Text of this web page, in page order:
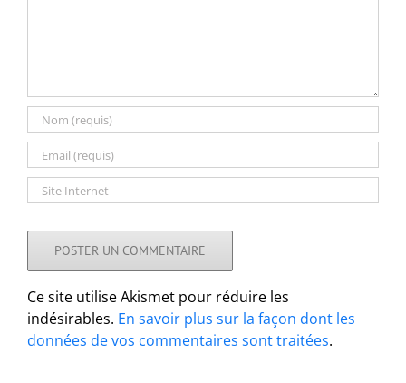
Ce site utilise Akismet pour réduire les
indésirables. En savoir plus sur la façon dont les
données de vos commentaires sont traitées.